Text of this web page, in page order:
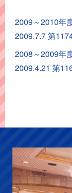
ア
ー
カ
イ
2009～2010年
2009.7.7 第
2008～2009年
2009.4.21 第